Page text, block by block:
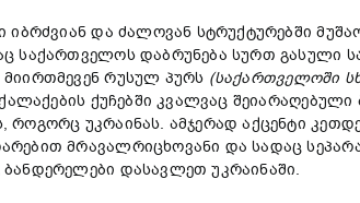
და ძალოვან სტრუქტურებში
საქართველოს დაბრუნება სურთ გასული
რუსულ პურს (საქართველოში
ქუჩებში კვალვაც
უკრაინას. ამჯერად აქცენტი
მრავალრიცხოვანი და სადაც
დასავლეთ უკრაინაში.